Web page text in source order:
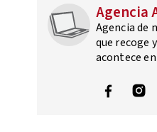
Agencia
Agencia de
que recoge
acontece